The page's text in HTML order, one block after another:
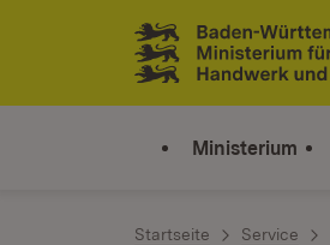
Zum Inhalt springen
Link zur Startseite
Ministerium
Startseite Service